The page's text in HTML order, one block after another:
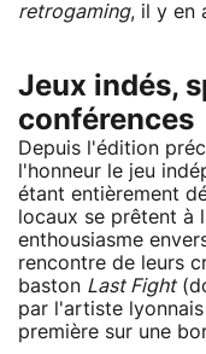
retrogaming, il y en
Jeux indés,
conférences
Depuis l'édition
l'honneur le jeu
étant entièrement
locaux se prêtent à
enthousiasme
rencontre de leurs
baston Last Fight
par l'artiste
première sur une